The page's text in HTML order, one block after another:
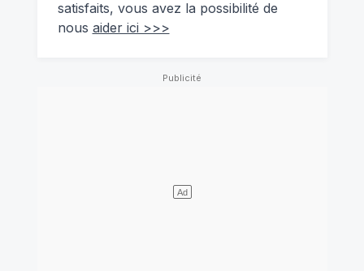
satisfaits, vous avez la possibilité de
nous aider ici >>>